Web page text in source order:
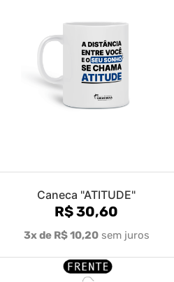
Caneca "ATITUDE"
R$ 30,60
3x de R$ 10,20sem juros